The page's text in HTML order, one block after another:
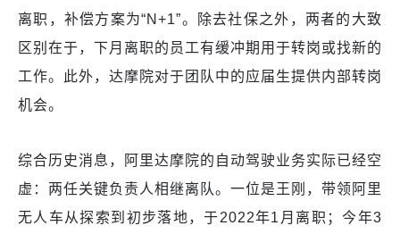
离职，补偿方案为“N+1”。除去社保之外，两者的大致
区别在于，下月离职的员工有缓冲期用于转岗或找新的
工作。此外，达摩院对于团队中的应届生提供内部转岗
机会。
综合历史消息，阿里达摩院的自动驾驶业务实际已经空
虚：两任关键负责人相继离队。一位是王刚，带领阿里
无人车从探索到初步落地，于2022年1月离职；今年3